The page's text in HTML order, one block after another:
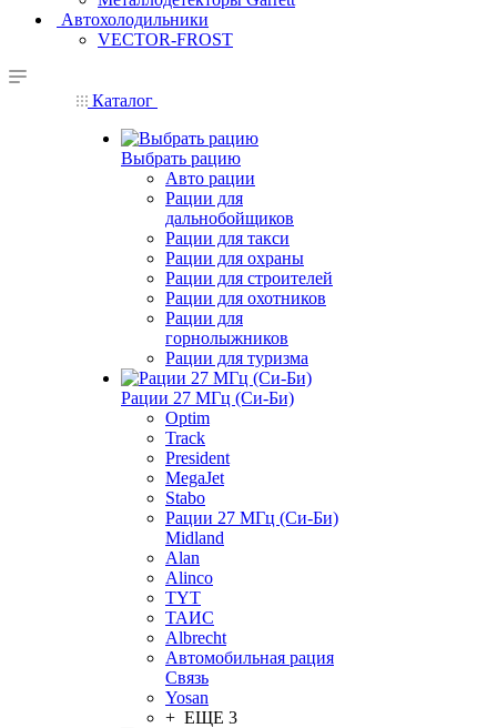
Автохолодильники
VECTOR-FROST
Каталог
Выбрать рацию
Авто рации
Рации для
дальнобойщиков
Рации для такси
Рации для охраны
Рации для строителей
Рации для охотников
Рации для
горнолыжников
Рации для туризма
Рации 27 МГц (Си-Би)
Optim
Track
President
MegaJet
Stabo
Рации 27 МГц (Си-Би)
Midland
Alan
Alinco
TYT
ТАИС
Albrecht
Автомобильная рация
Связь
Yosan
+ ЕЩЕ 3